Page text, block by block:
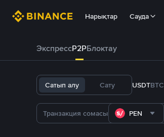
Нарықтар Сауда
ЭкспрессP2PБлоктау
Сатып алу Сату USDTBTC
PEN